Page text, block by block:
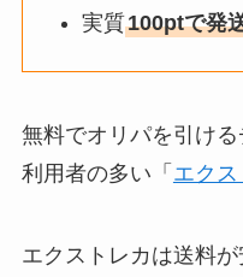
実質100ptで発
無料でオリパを引ける
利用者の多い「 エクス
エクストレカは送料